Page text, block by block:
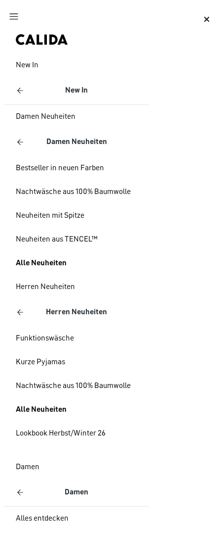
Zum Hauptinhalt springen
New In
New In
Damen Neuheiten
Damen Neuheiten
Bestseller in neuen Farben
Nachtwäsche aus 100% Baumwolle
Neuheiten mit Spitze
Neuheiten aus TENCEL™
Alle Neuheiten
Herren Neuheiten
Herren Neuheiten
Funktionswäsche
Kurze Pyjamas
Nachtwäsche aus 100% Baumwolle
Alle Neuheiten
Lookbook Herbst/Winter 26
Damen
Damen
Alles entdecken